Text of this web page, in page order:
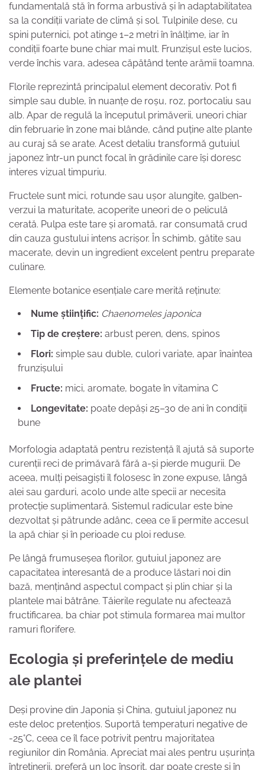
fundamentală stă în forma arbustivă și în adaptabilitatea
sa la condiții variate de climă și sol. Tulpinile dese, cu
spini puternici, pot atinge 1–2 metri în înălțime, iar în
condiții foarte bune chiar mai mult. Frunzișul este lucios,
verde închis vara, adesea căpătând tente arămii toamna.
Florile reprezintă principalul element decorativ. Pot fi
simple sau duble, în nuanțe de roșu, roz, portocaliu sau
alb. Apar de regulă la începutul primăverii, uneori chiar
din februarie în zone mai blânde, când puține alte plante
au curaj să se arate. Acest detaliu transformă gutuiul
japonez într-un punct focal în grădinile care își doresc
interes vizual timpuriu.
Fructele sunt mici, rotunde sau ușor alungite, galben-
verzui la maturitate, acoperite uneori de o peliculă
cerată. Pulpa este tare și aromată, rar consumată crud
din cauza gustului intens acrișor. În schimb, gătite sau
macerate, devin un ingredient excelent pentru preparate
culinare.
Elemente botanice esențiale care merită reținute:
Nume științific: Chaenomeles japonica
Tip de creștere: arbust peren, dens, spinos
Flori: simple sau duble, culori variate, apar înaintea
frunzișului
Fructe: mici, aromate, bogate în vitamina C
Longevitate: poate depăși 25–30 de ani în condiții
bune
Morfologia adaptată pentru rezistență îl ajută să suporte
curenții reci de primăvară fără a-și pierde mugurii. De
aceea, mulți peisagiști îl folosesc în zone expuse, lângă
alei sau garduri, acolo unde alte specii ar necesita
protecție suplimentară. Sistemul radicular este bine
dezvoltat și pătrunde adânc, ceea ce îi permite accesul
la apă chiar și în perioade cu ploi reduse.
Pe lângă frumuseșea florilor, gutuiul japonez are
capacitatea interesantă de a produce lăstari noi din
bază, menținând aspectul compact și plin chiar și la
plantele mai bătrâne. Tăierile regulate nu afectează
fructificarea, ba chiar pot stimula formarea mai multor
ramuri florifere.
Ecologia și preferințele de mediu
ale plantei
Deși provine din Japonia și China, gutuiul japonez nu
este deloc pretențios. Suportă temperaturi negative de
-25°C, ceea ce îl face potrivit pentru majoritatea
regiunilor din România. Apreciat mai ales pentru ușurința
întreținerii, preferă un loc însorit, dar poate crește și în